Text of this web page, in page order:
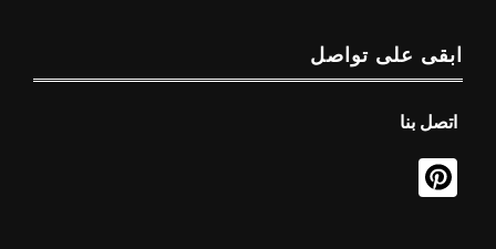
ابقى على تواصل
اتصل بنا